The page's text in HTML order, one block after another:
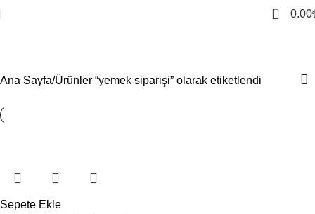
0 0.00
Ana Sayfa Ürünler “yemek siparişi” olarak etiketlendi
Sepete Ekle